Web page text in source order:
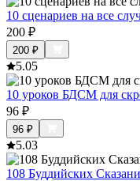
10 сценариев на все
200 ₽
200 ₽
5.05
10 уроков БДСМ для
96 ₽
96 ₽
5.03
108 Буддийских